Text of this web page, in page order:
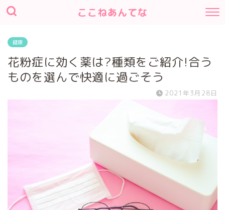
ここねあんてな
健康
花粉症に効く薬は?種類をご紹介!合う
ものを選んで快適に過ごそう
2021年3月28日